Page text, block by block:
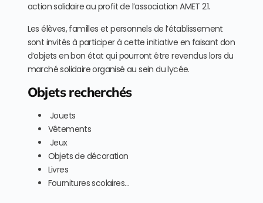
action solidaire au profit de l’association AMET 21.
Les élèves, familles et personnels de l’établissement
sont invités à participer à cette initiative en faisant don
d’objets en bon état qui pourront être revendus lors du
marché solidaire organisé au sein du lycée.
Objets recherchés
Jouets
Vêtements
Jeux
Objets de décoration
Livres
Fournitures scolaires…